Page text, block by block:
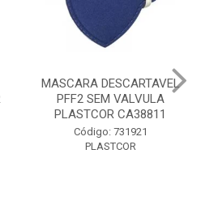
BOTA COM ELÁSTICO
MONO N.42 SUL CRIVAL
Código: 739102
CRIVAL